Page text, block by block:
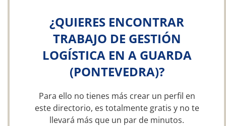
¿QUIERES ENCONTRAR
TRABAJO DE GESTIÓN
LOGÍSTICA EN A GUARDA
(PONTEVEDRA)?
Para ello no tienes más crear un perfil en
este directorio, es totalmente gratis y no te
llevará más que un par de minutos.